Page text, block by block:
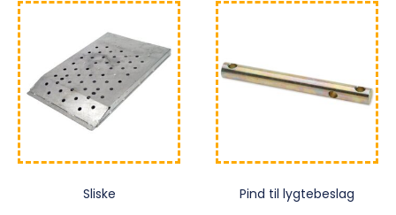
Sliske Pind til lygtebeslag